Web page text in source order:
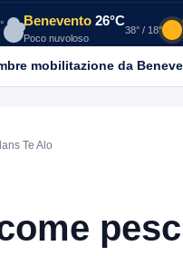
Benevento 26°C
Poco nuvoloso
38° / 18°
mobilitazione da
Te Alo